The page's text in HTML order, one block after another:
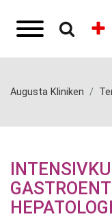
Augusta Kliniken